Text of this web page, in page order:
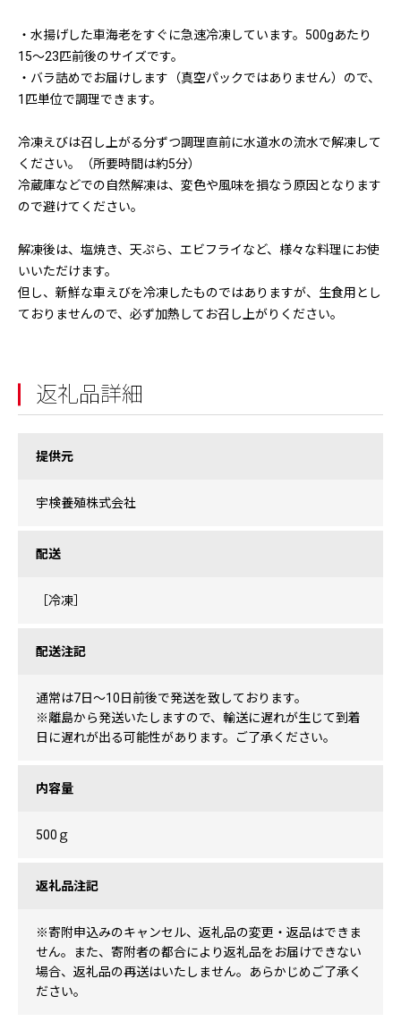
・水揚げした車海老をすぐに急速冷凍しています。500gあたり
15〜23匹前後のサイズです。
・バラ詰めでお届けします（真空パックではありません）ので、
1匹単位で調理できます。
冷凍えびは召し上がる分ずつ調理直前に水道水の流水で解凍して
ください。（所要時間は約5分）
冷蔵庫などでの自然解凍は、変色や風味を損なう原因となります
ので避けてください。
解凍後は、塩焼き、天ぷら、エビフライなど、様々な料理にお使
いいただけます。
但し、新鮮な車えびを冷凍したものではありますが、生食用とし
ておりませんので、必ず加熱してお召し上がりください。
返礼品詳細
提供元
宇検養殖株式会社
配送
［冷凍］
配送注記
通常は7日〜10日前後で発送を致しております。
※離島から発送いたしますので、輸送に遅れが生じて到着
日に遅れが出る可能性があります。ご了承ください。
内容量
500ｇ
返礼品注記
※寄附申込みのキャンセル、返礼品の変更・返品はできま
せん。また、寄附者の都合により返礼品をお届けできない
場合、返礼品の再送はいたしません。あらかじめご了承く
ださい。